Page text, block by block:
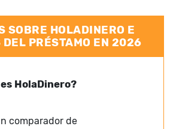
SOBRE HOLADINERO E
DEL PRÉSTAMO EN 2026
HolaDinero?
comparador de